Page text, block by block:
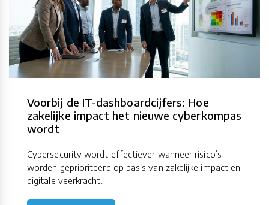
Voorbij de IT-dashboardcijfers: Hoe
zakelijke impact het nieuwe cyberkompas
wordt
Cybersecurity wordt effectiever wanneer risico’s
worden geprioriteerd op basis van zakelijke impact en
digitale veerkracht.